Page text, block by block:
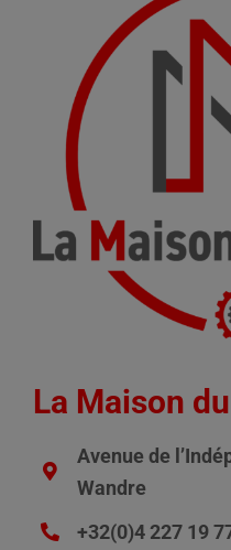
La Maison
Avenue de
Wandre
+32(0)4 227 19